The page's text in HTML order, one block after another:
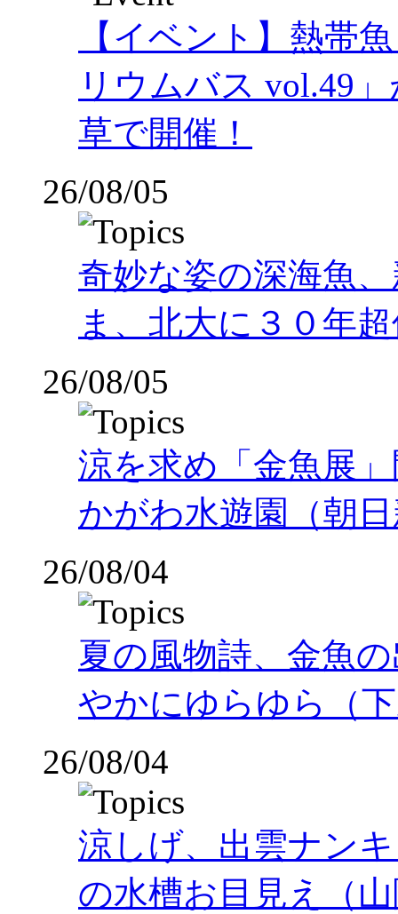
【イベント】熱帯
リウムバス vol.49
草で開催！
26/08/05
奇妙な姿の深海魚
ま、北大に３０年
26/08/05
涼を求め「金魚展
かがわ水遊園（朝
26/08/04
夏の風物詩、金魚
やかにゆらゆら（
26/08/04
涼しげ、出雲ナン
の水槽お目見え（